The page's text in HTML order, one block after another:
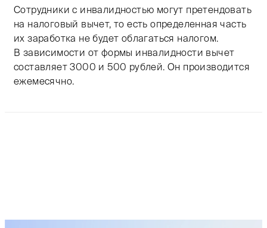
Сотрудники с инвалидностью могут претендовать
на налоговый вычет, то есть определенная часть
их заработка не будет облагаться налогом.
В зависимости от формы инвалидности вычет
составляет 3000 и 500 рублей. Он производится
ежемесячно.